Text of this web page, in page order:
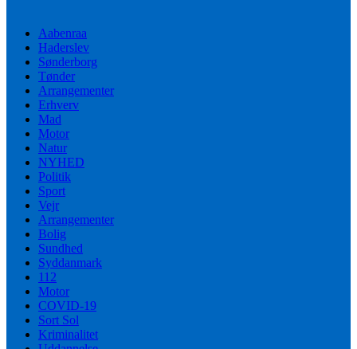
Aabenraa
Haderslev
Sønderborg
Tønder
Arrangementer
Erhverv
Mad
Motor
Natur
NYHED
Politik
Sport
Vejr
Arrangementer
Bolig
Sundhed
Syddanmark
112
Motor
COVID-19
Sort Sol
Kriminalitet